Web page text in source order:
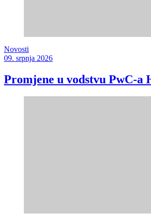
Novosti
09. srpnja 2026
Promjene u vodstvu PwC-a